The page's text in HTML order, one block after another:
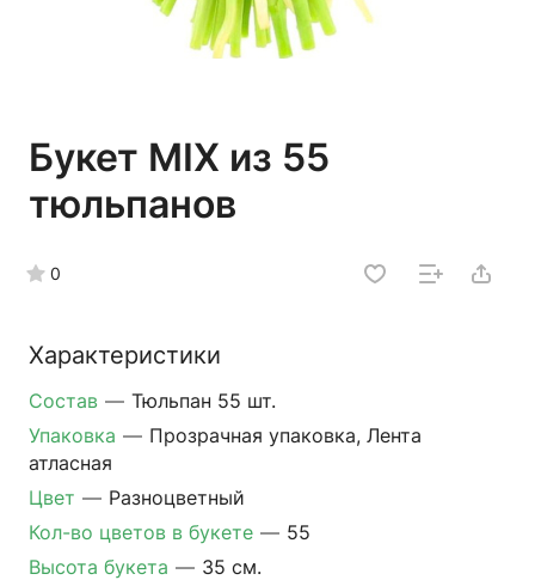
Букет MIX из 55
тюльпанов
0
Характеристики
Состав — Тюльпан 55 шт.
Упаковка — Прозрачная упаковка, Лента
атласная
Цвет — Разноцветный
Кол-во цветов в букете — 55
Высота букета — 35 см.